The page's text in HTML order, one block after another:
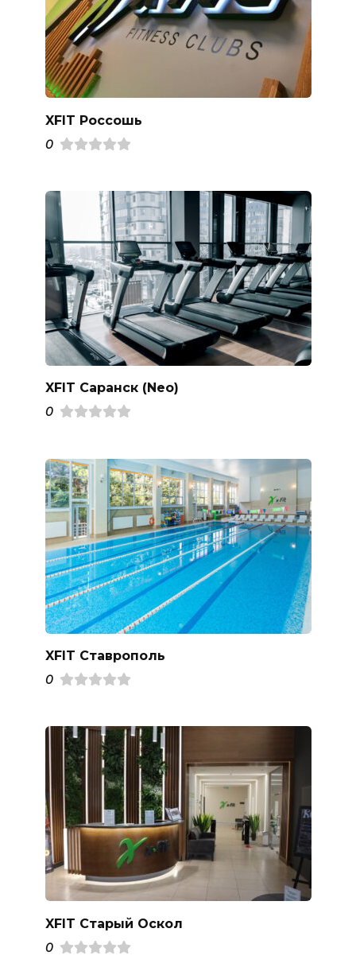
XFIT Россошь
0
XFIT Саранск (Neo)
0
XFIT Ставрополь
0
XFIT Старый Оскол
0